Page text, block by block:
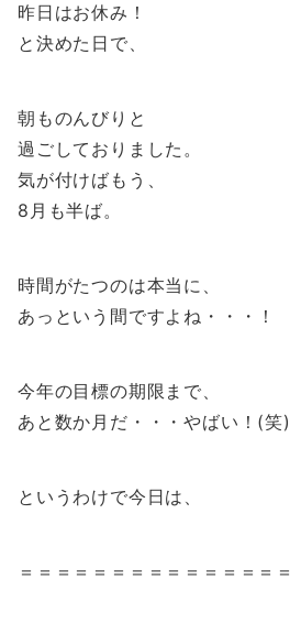
昨日はお休み！
と決めた日で、
朝ものんびりと
過ごしておりました。
気が付けばもう、
8月も半ば。
時間がたつのは本当に、
あっという間ですよね・・・！
今年の目標の期限まで、
あと数か月だ・・・やばい！(笑)
というわけで今日は、
＝＝＝＝＝＝＝＝＝＝＝＝＝＝＝